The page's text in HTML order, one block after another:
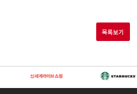
목록보기